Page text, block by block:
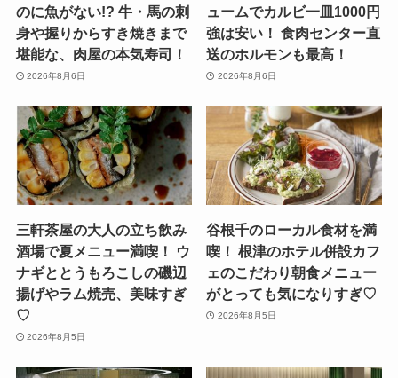
のに魚がない!? 牛・馬の刺
身や握りからすき焼きまで
堪能な、肉屋の本気寿司！
2026年8月6日
ュームでカルビ一皿1000円
強は安い！ 食肉センター直
送のホルモンも最高！
2026年8月6日
三軒茶屋の大人の立ち飲み
酒場で夏メニュー満喫！ ウ
ナギととうもろこしの磯辺
揚げやラム焼売、美味すぎ
♡
2026年8月5日
谷根千のローカル食材を満
喫！ 根津のホテル併設カフ
ェのこだわり朝食メニュー
がとっても気になりすぎ♡
2026年8月5日